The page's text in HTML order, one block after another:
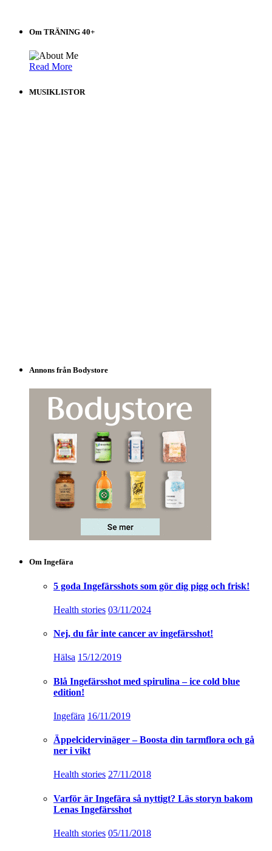
Om TRÄNING 40+
Read More
MUSIKLISTOR
Annons från Bodystore
Om Ingefära
5 goda Ingefärsshots som gör dig pigg och frisk!
Health stories 03/11/2024
Nej, du får inte cancer av ingefärsshot!
Hälsa 15/12/2019
Blå Ingefärsshot med spirulina – ice cold blue
edition!
Ingefära 16/11/2019
Äppelcidervinäger – Boosta din tarmflora och gå
ner i vikt
Health stories 27/11/2018
Varför är Ingefära så nyttigt? Läs storyn bakom
Lenas Ingefärsshot
Health stories 05/11/2018